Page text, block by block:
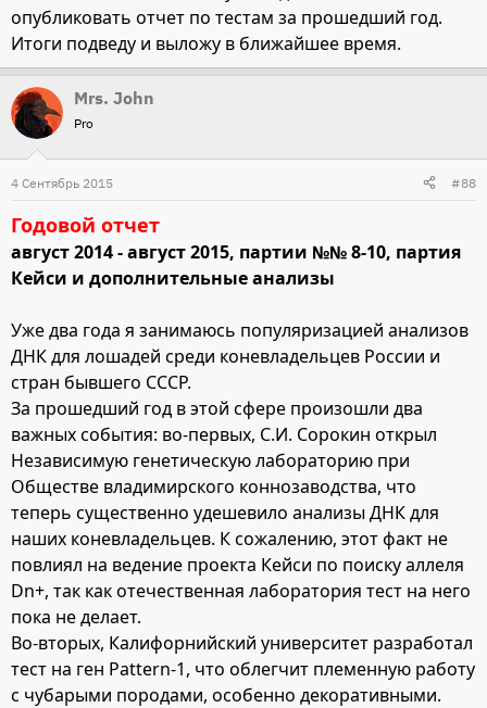
опубликовать отчет по тестам за прошедший год.
Итоги подведу и выложу в ближайшее время.
Mrs. John
Pro
4 Сентябрь 2015 #88
Годовой отчет
август 2014 - август 2015, партии №№ 8-10, партия
Кейси и дополнительные анализы
Уже два года я занимаюсь популяризацией анализов
ДНК для лошадей среди коневладельцев России и
стран бывшего СССР.
За прошедший год в этой сфере произошли два
важных события: во-первых, С.И. Сорокин открыл
Независимую генетическую лабораторию при
Обществе владимирского коннозаводства, что
теперь существенно удешевило анализы ДНК для
наших коневладельцев. К сожалению, этот факт не
повлиял на ведение проекта Кейси по поиску аллеля
Dn+, так как отечественная лаборатория тест на него
пока не делает.
Во-вторых, Калифорнийский университет разработал
тест на ген Pattern-1, что облегчит племенную работу
с чубарыми породами, особенно декоративными.